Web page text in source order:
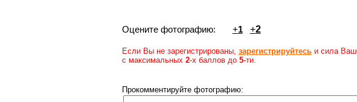
Оцените фотографию: +1 +2
Если Вы не зарегистрированы, зарегистрируйтесьи сила
с максимальных 2-х баллов до 5-ти.
Прокомментируйте фотографию: